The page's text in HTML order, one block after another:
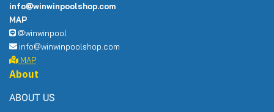
info@winwinpoolshop.com
MAP
@winwinpool
info@winwinpoolshop.com
MAP
About
ABOUT US